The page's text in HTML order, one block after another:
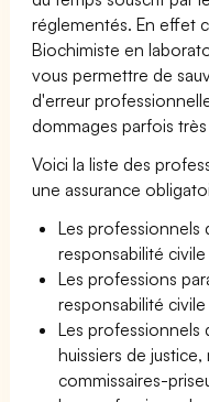
réglementés. En effet
Biochimiste en
vous permettre de
d'erreur
dommages parfois
Voici la liste des
une assurance
Les professionnels
responsabilité
Les professions
responsabilité
Les professionnels
huissiers de justice,
commissaires-